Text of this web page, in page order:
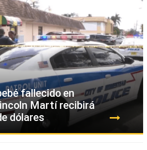
fallecido en
Martí recibirá
dólares